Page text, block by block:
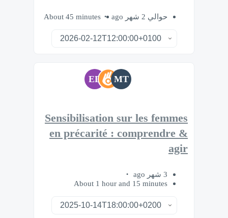
حوالي 2 شهر ago About 45 minutes
MT
ED
Sensibilisation sur les femmes
en précarité : comprendre &
agir
3 شهر ago
About 1 hour and 15 minutes